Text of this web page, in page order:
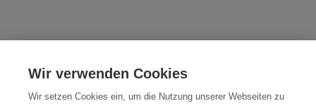
1/2" 9T
Artikelnummer:095294
Wir verwenden Cookies
Wir setzen Cookies ein, um die Nutzung unserer Webseiten zu